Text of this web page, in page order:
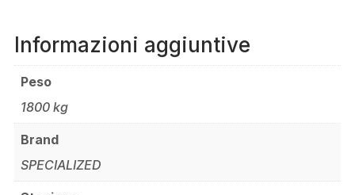
Informazioni aggiuntive
Peso
1800 kg
Brand
SPECIALIZED